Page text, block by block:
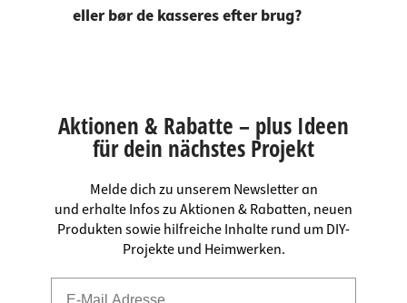
eller bør de kasseres efter brug?
Aktionen & Rabatte – plus Ideen
für dein nächstes Projekt
Melde dich zu unserem Newsletter an
und erhalte Infos zu Aktionen & Rabatten, neuen
Produkten sowie hilfreiche Inhalte rund um DIY-
Projekte und Heimwerken.